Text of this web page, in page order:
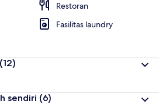
Restoran
Fasilitas laundry
(12)
sendiri (6)